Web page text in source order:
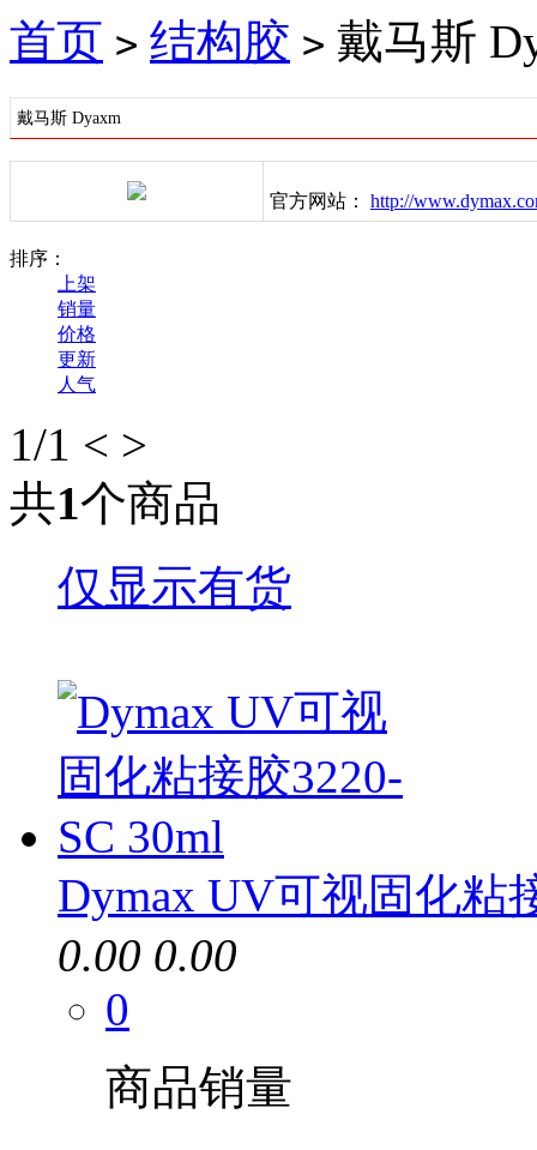
首页 > 结构胶 > 戴马斯
戴马斯 Dyaxm
官方网站： http://
排序：
上架
销量
价格
更新
人气
1/1 < >
共1个商品
仅显示有货
Dymax UV可视固化粘
0.00 0.00
0
商品销量